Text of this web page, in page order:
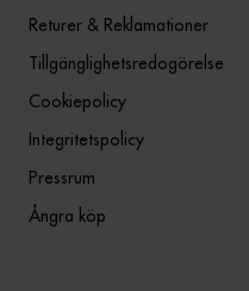
Returer & Reklamationer
Tillgänglighetsredogörelse
Cookiepolicy
Integritetspolicy
Pressrum
Ångra köp